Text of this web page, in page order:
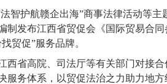
智护航赣企出海”商事法律活动等主
发布江西省贸促会《国际贸易合
贸促”服务品牌。
省高院、司法厅等有关部门对接
务体系，以贸促法治之力助力地方